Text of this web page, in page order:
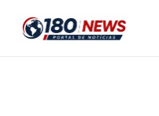
para